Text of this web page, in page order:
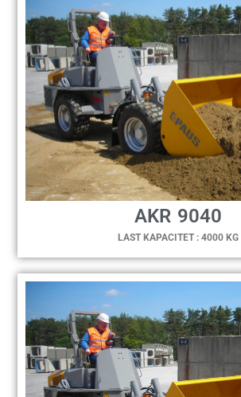
AKR 9040
LAST KAPACITET : 4000 KG